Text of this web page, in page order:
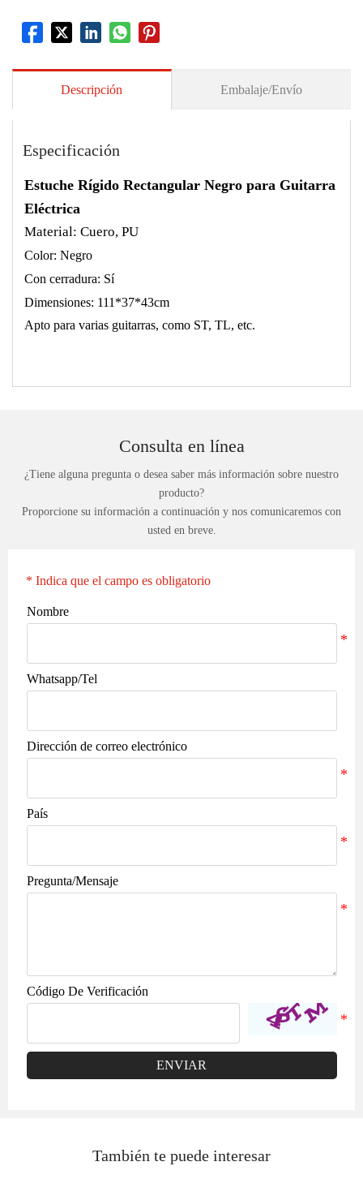
Descripción Embalaje/Envío
Especificación
Estuche Rígido Rectangular Negro para Guitarra
Eléctrica
Material: Cuero, PU
Color: Negro
Con cerradura: Sí
Dimensiones: 111*37*43cm
Apto para varias guitarras, como ST, TL, etc.
Consulta en línea
¿Tiene alguna pregunta o desea saber más información sobre nuestro
producto?
Proporcione su información a continuación y nos comunicaremos con
usted en breve.
* Indica que el campo es obligatorio
Nombre
Whatsapp/Tel
Dirección de correo electrónico
País
Pregunta/Mensaje
Código De Verificación
ENVIAR
También te puede interesar